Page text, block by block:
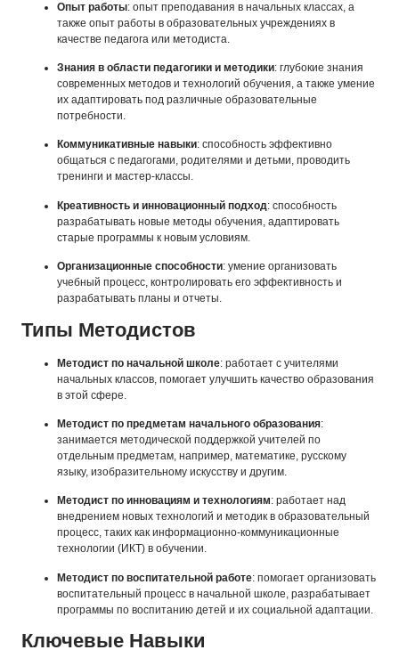
Опыт работы: опыт преподавания в начальных классах, а
также опыт работы в образовательных учреждениях в
качестве педагога или методиста.
Знания в области педагогики и методики: глубокие знания
современных методов и технологий обучения, а также умение
их адаптировать под различные образовательные
потребности.
Коммуникативные навыки: способность эффективно
общаться с педагогами, родителями и детьми, проводить
тренинги и мастер-классы.
Креативность и инновационный подход: способность
разрабатывать новые методы обучения, адаптировать
старые программы к новым условиям.
Организационные способности: умение организовать
учебный процесс, контролировать его эффективность и
разрабатывать планы и отчеты.
Типы Методистов
Методист по начальной школе: работает с учителями
начальных классов, помогает улучшить качество образования
в этой сфере.
Методист по предметам начального образования:
занимается методической поддержкой учителей по
отдельным предметам, например, математике, русскому
языку, изобразительному искусству и другим.
Методист по инновациям и технологиям: работает над
внедрением новых технологий и методик в образовательный
процесс, таких как информационно-коммуникационные
технологии (ИКТ) в обучении.
Методист по воспитательной работе: помогает организовать
воспитательный процесс в начальной школе, разрабатывает
программы по воспитанию детей и их социальной адаптации.
Ключевые Навыки